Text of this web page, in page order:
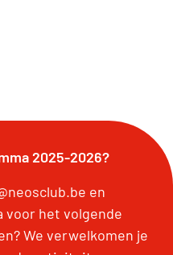
2025-2026?
en
voor het volgende
We verwelkomen je